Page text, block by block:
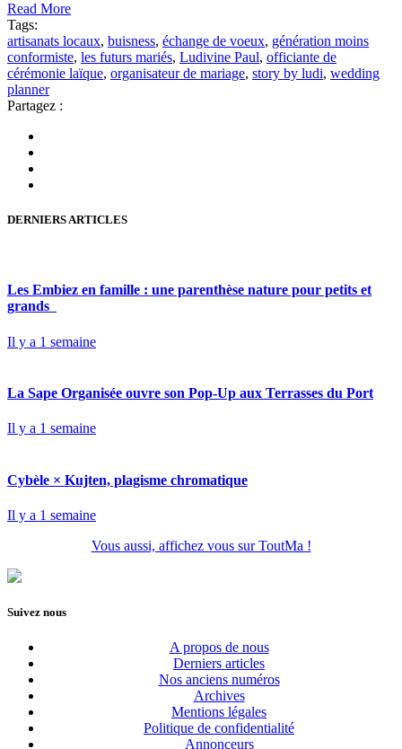
Read More
Tags:
artisanats locaux, buisness, échange de voeux, génération moins
conformiste, les futurs mariés, Ludivine Paul, officiante de
cérémonie laïque, organisateur de mariage, story by ludi, wedding
planner
Partagez :
DERNIERS ARTICLES
Les Embiez en famille : une parenthèse nature pour petits et
grands
Il y a 1 semaine
La Sape Organisée ouvre son Pop-Up aux Terrasses du Port
Il y a 1 semaine
Cybèle × Kujten, plagisme chromatique
Il y a 1 semaine
Vous aussi, affichez vous sur ToutMa !
Suivez nous
A propos de nous
Derniers articles
Nos anciens numéros
Archives
Mentions légales
Politique de confidentialité
Annonceurs